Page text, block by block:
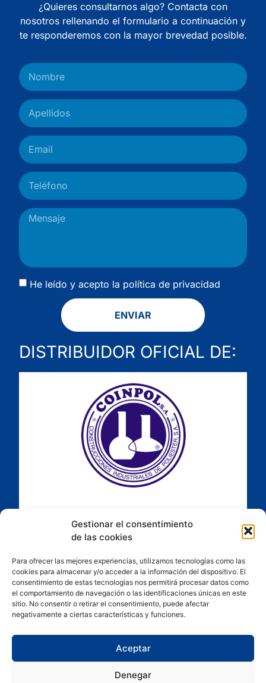
Gestionar el consentimiento
de las cookies
Para ofrecer las mejores experiencias, utilizamos tecnologías como las
cookies para almacenar y/o acceder a la información del dispositivo. El
consentimiento de estas tecnologías nos permitirá procesar datos como
el comportamiento de navegación o las identificaciones únicas en este
sitio. No consentir o retirar el consentimiento, puede afectar
negativamente a ciertas características y funciones.
Aceptar
Denegar
¿Quieres consultarnos algo? Contacta con
nosotros rellenando el formulario a continuación y
te responderemos con la mayor brevedad posible.
He leído y acepto la política de privacidad
ENVIAR
DISTRIBUIDOR OFICIAL DE: